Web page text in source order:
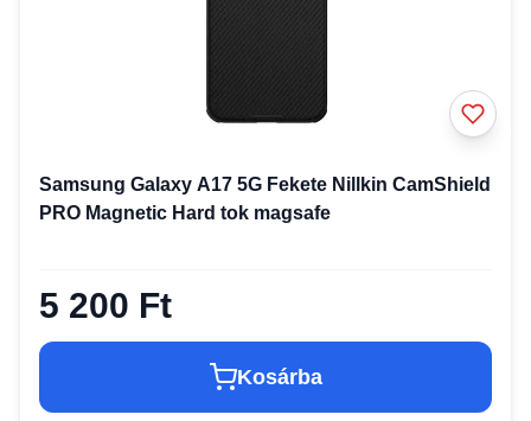
Samsung Galaxy A17 5G Fekete Nillkin CamShield
PRO Magnetic Hard tok magsafe
5 200 Ft
Kosárba